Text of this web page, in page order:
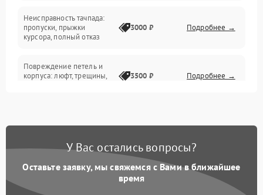
Сеть и интернет
Неисправность тачпада:
пропуски, прыжки
курсора, полный отказ
3000 ₽ Подробнее →
Повреждение петель и
корпуса: люфт, трещины,
3500 ₽ Подробнее →
быстрая разрядка,
2500 ₽ Подробнее →
Неисправность зарядного
питания
2000 ₽ Подробнее →
У Вас остались вопросы?
Оставьте заявку, мы свяжемся с Вами в ближайшее
время